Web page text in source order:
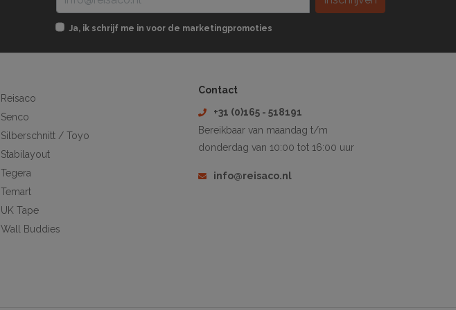
Ja, ik schrijf me in voor de marketingpromoties
Reisaco
Senco
Silberschnitt / Toyo
Stabilayout
Tegera
Temart
UK Tape
Wall Buddies
Contact
+31 (0)165 - 518191
Bereikbaar van maandag t/m
donderdag van 10:00 tot 16:00 uur
info@reisaco.nl